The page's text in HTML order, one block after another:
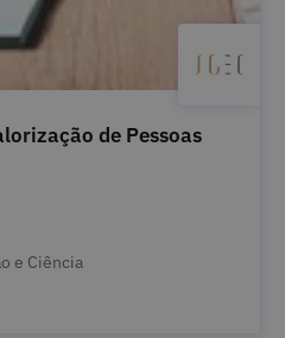
de Pessoas
e Ciência